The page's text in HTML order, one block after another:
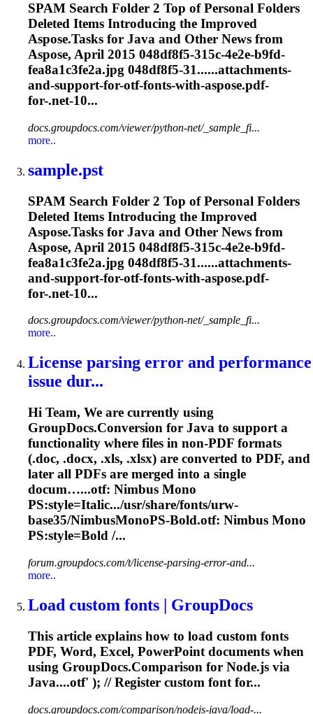
SPAM Search Folder 2 Top of Personal Folders
Deleted Items Introducing the Improved
Aspose.Tasks for Java and Other News from
Aspose, April 2015 048df8f5-315c-4e2e-b9fd-
fea8a1c3fe2a.jpg 048df8f5-31......attachments-
and-support-for-otf-fonts-with-aspose.pdf-
for-.net-10...
docs.groupdocs.com/viewer/python-net/_sample_fi...
more..
sample.pst
SPAM Search Folder 2 Top of Personal Folders
Deleted Items Introducing the Improved
Aspose.Tasks for Java and Other News from
Aspose, April 2015 048df8f5-315c-4e2e-b9fd-
fea8a1c3fe2a.jpg 048df8f5-31......attachments-
and-support-for-otf-fonts-with-aspose.pdf-
for-.net-10...
docs.groupdocs.com/viewer/python-net/_sample_fi...
more..
License parsing error and performance
issue dur...
Hi Team, We are currently using
GroupDocs.Conversion for Java to support a
functionality where files in non-PDF formats
(.doc, .docx, .xls, .xlsx) are converted to PDF, and
later all PDFs are merged into a single
docum…...otf: Nimbus Mono
PS:style=Italic.../usr/share/fonts/urw-
base35/NimbusMonoPS-Bold.otf: Nimbus Mono
PS:style=Bold /...
forum.groupdocs.com/t/license-parsing-error-and...
more..
Load custom fonts | GroupDocs
This article explains how to load custom fonts
PDF, Word, Excel, PowerPoint documents when
using GroupDocs.Comparison for Node.js via
Java....otf' ); // Register custom font for...
docs.groupdocs.com/comparison/nodejs-java/load-...